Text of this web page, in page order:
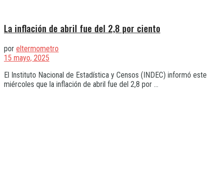
La inflación de abril fue del 2,8 por ciento
por eltermometro
15 mayo, 2025
El Instituto Nacional de Estadística y Censos (INDEC) informó este
miércoles que la inflación de abril fue del 2,8 por ...